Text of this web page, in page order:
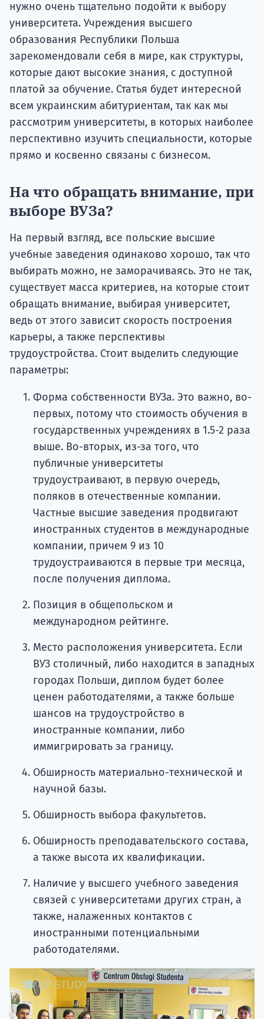
нужно очень тщательно подойти к выбору
университета. Учреждения высшего
образования Республики Польша
зарекомендовали себя в мире, как структуры,
которые дают высокие знания, с доступной
платой за обучение. Статья будет интересной
всем украинским абитуриентам, так как мы
рассмотрим университеты, в которых наиболее
перспективно изучить специальности, которые
прямо и косвенно связаны с бизнесом.
На что обращать внимание, при
выборе ВУЗа?
На первый взгляд, все польские высшие
учебные заведения одинаково хорошо, так что
выбирать можно, не заморачиваясь. Это не так,
существует масса критериев, на которые стоит
обращать внимание, выбирая университет,
ведь от этого зависит скорость построения
карьеры, а также перспективы
трудоустройства. Стоит выделить следующие
параметры:
Форма собственности ВУЗа. Это важно, во-
первых, потому что стоимость обучения в
государственных учреждениях в 1.5-2 раза
выше. Во-вторых, из-за того, что
публичные университеты
трудоустраивают, в первую очередь,
поляков в отечественные компании.
Частные высшие заведения продвигают
иностранных студентов в международные
компании, причем 9 из 10
трудоустраиваются в первые три месяца,
после получения диплома.
Позиция в общепольском и
международном рейтинге.
Место расположения университета. Если
ВУЗ столичный, либо находится в западных
городах Польши, диплом будет более
ценен работодателями, а также больше
шансов на трудоустройство в
иностранные компании, либо
иммигрировать за границу.
Обширность материально-технической и
научной базы.
Обширность выбора факультетов.
Обширность преподавательского состава,
а также высота их квалификации.
Наличие у высшего учебного заведения
связей с университетами других стран, а
также, налаженных контактов с
иностранными потенциальными
работодателями.